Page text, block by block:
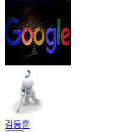
김동훈